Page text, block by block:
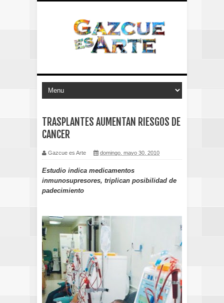
TRASPLANTES AUMENTAN RIESGOS DE
CANCER
Gazcue es Arte domingo, mayo 30, 2010
Estudio indica medicamentos
inmunosupresores, triplican posibilidad de
padecimiento